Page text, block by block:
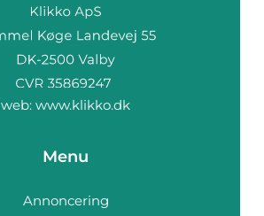
web: www.klikko.dk
Menu
Annoncering